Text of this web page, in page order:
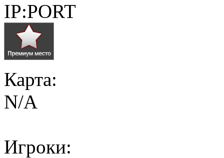
IP:PORT
Карта:
N/A
Игроки: